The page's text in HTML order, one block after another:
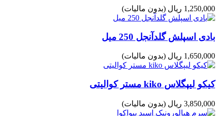
1,250,000 ریال (بدون مالیات)
بادی اسپلش گلدآنجل 250 میل
1,650,000 ریال (بدون مالیات)
کیکو لیپگلاس kiko مستر کوالیتی
3,850,000 ریال (بدون مالیات)